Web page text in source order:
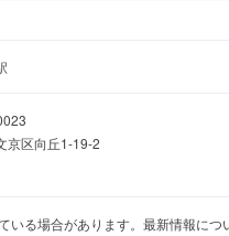
京区向丘1-19-2
いる場合があります。最新情報につ